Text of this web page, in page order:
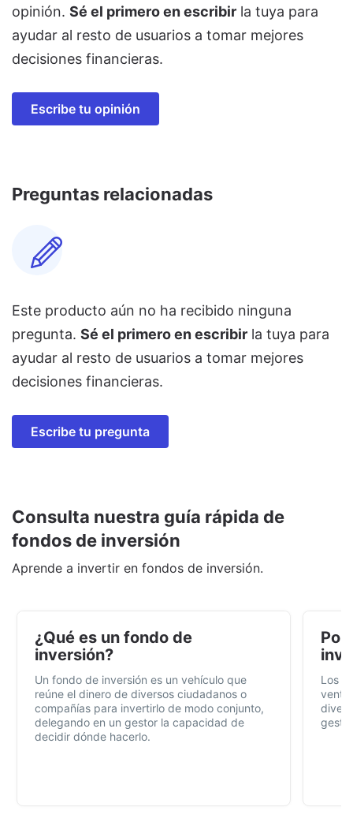
opinión. Sé el primero en escribir la tuya para
ayudar al resto de usuarios a tomar mejores
decisiones financieras.
Escribe tu opinión
Preguntas relacionadas
Este producto aún no ha recibido ninguna
pregunta. Sé el primero en escribir la tuya para
ayudar al resto de usuarios a tomar mejores
decisiones financieras.
Escribe tu pregunta
Consulta nuestra guía rápida de
fondos de inversión
Aprende a invertir en fondos de inversión.
¿Qué es un fondo de
inversión?
Un fondo de inversión es un vehículo que
reúne el dinero de diversos ciudadanos o
compañías para invertirlo de modo conjunto,
delegando en un gestor la capacidad de
decidir dónde hacerlo.
Por
Los